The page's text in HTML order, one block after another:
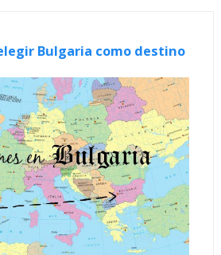
Bulgaria como destino